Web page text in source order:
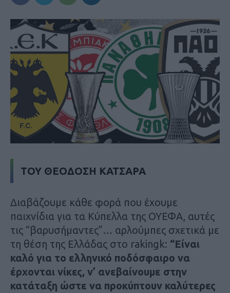
ΤΟΥ ΘΕΟΔΟΣΗ ΚΑΤΣΑΡΑ
Διαβάζουμε κάθε φορά που έχουμε
παιχνίδια για τα Κύπελλα της ΟΥΕΦΑ, αυτές
τις “βαρυσήμαντες”… αρλούμπες σχετικά με
τη θέση της Ελλάδας στο rakingk: “Είναι
καλό για το ελληνικό ποδόσφαιρο να
έρχονται νίκες, ν’ ανεβαίνουμε στην
κατάταξη ώστε να προκύπτουν καλύτερες